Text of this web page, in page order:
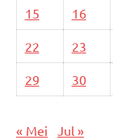
15 16
22 23
29 30
« Mei Jul »